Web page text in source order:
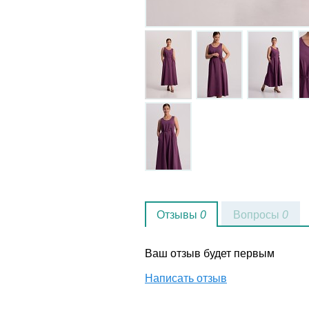
Отзывы 0
Ваш отзыв будет первым
Написать отзыв
Вопросы 0